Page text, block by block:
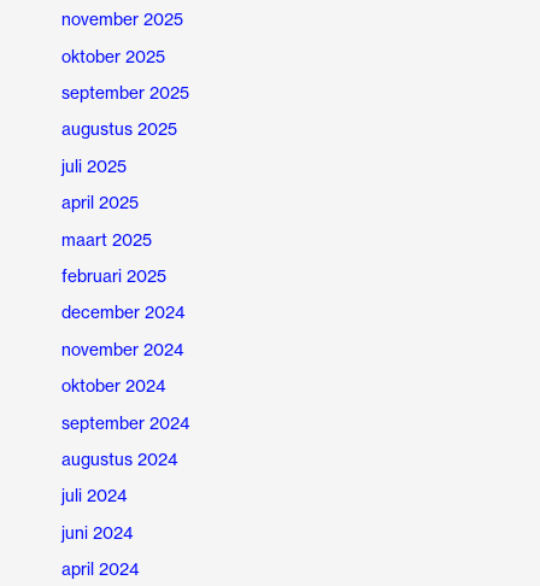
november 2025
oktober 2025
september 2025
augustus 2025
juli 2025
april 2025
maart 2025
februari 2025
december 2024
november 2024
oktober 2024
september 2024
augustus 2024
juli 2024
juni 2024
april 2024